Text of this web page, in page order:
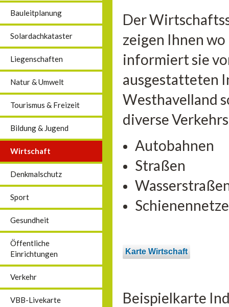
Bauleitplanung
Solardachkataster
Liegenschaften
Natur & Umwelt
Tourismus & Freizeit
Bildung & Jugend
Wirtschaft
Denkmalschutz
Sport
Gesundheit
Öffentliche
Einrichtungen
Verkehr
VBB-Livekarte
Der
zeigen Ihnen
informiert sie
ausgestatteten
Westhavelland
diverse
Autobahnen
Straßen
Schienennetze
Karte Wirtschaft
Beispielkarte